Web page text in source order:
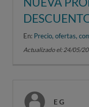
En: Precio, ofertas,
Actualizado el: 24/05/
E G